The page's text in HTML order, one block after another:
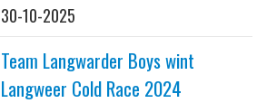
30-10-2025
Team Langwarder Boys wint
Langweer Cold Race 2024